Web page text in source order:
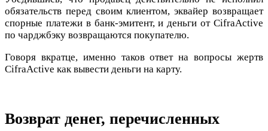
обязательств перед своим клиентом, эквайер возвращает
спорные платежи в банк-эмитент, и деньги от CifraActive
по чарджбэку возвращаются покупателю.
Говоря вкратце, именно таков ответ на вопросы жертв
CifraActive как вывести деньги на карту.
Возврат денег, перечисленных